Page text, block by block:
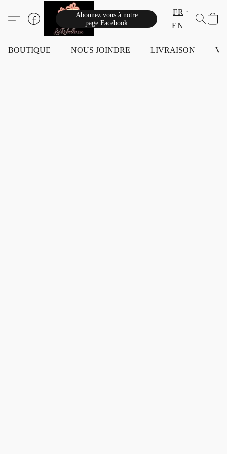
Abonnez vous à notre
page Facebook
FR
EN
BOUTIQUE NOUS JOINDRE LIVRAISON